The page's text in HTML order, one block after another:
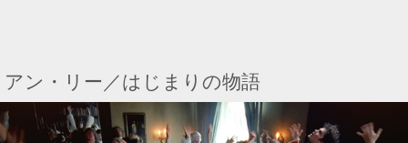
アン・リー／はじまりの物語